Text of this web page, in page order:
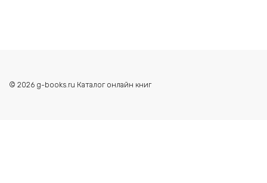
© 2026 g-books.ru Каталог онлайн книг